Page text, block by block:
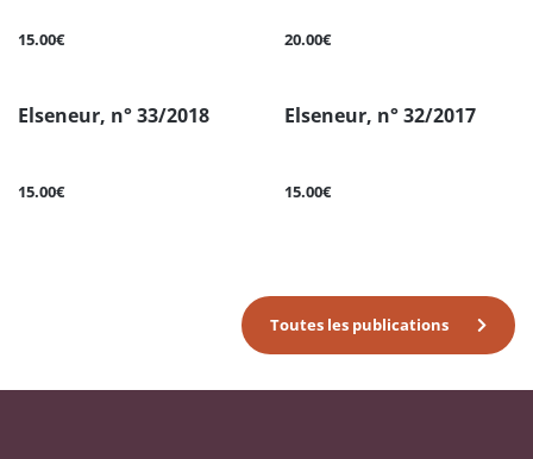
15.00€ 20.00€
Elseneur, n° 33/2018
15.00€
Elseneur, n° 32/2017
15.00€
Toutes les publications